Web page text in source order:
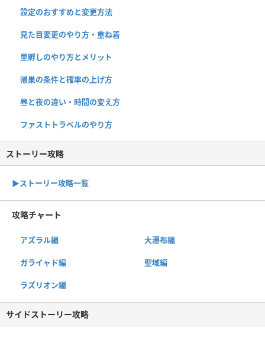
設定のおすすめと変更方法
見た目変更のやり方・重ね着
里孵しのやり方とメリット
帰巣の条件と確率の上げ方
昼と夜の違い・時間の変え方
ファストトラベルのやり方
ストーリー攻略
▶︎ストーリー攻略一覧
攻略チャート
アズラル編 大瀑布編
ガライャド編 聖域編
ラズリオン編
サイドストーリー攻略